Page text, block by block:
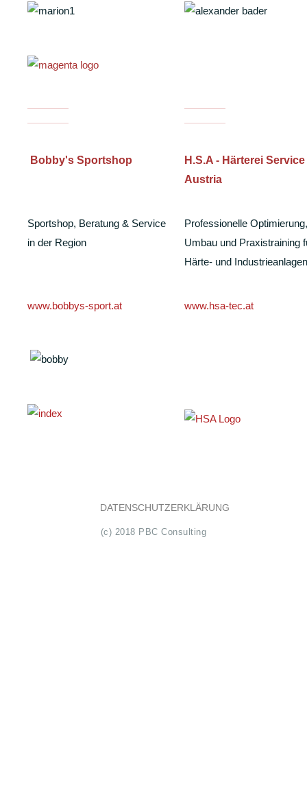
Bobby's Sportshop
H.S.A - Härterei Service
Austria
Sportshop, Beratung & Service
in der Region
Professionelle Optimierung,
Umbau und Praxistraining
Härte- und Industrieanlagen
www.bobbys-sport.at www.hsa-tec.at
DATENSCHUTZERKLÄRUNG
(c) 2018 PBC Consulting